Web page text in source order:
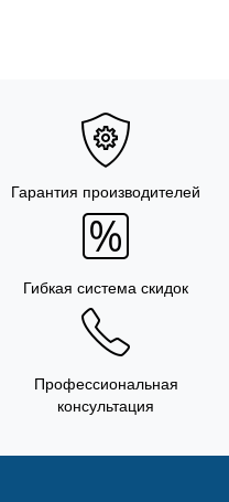
Гарантия производителей
Гибкая система скидок
Профессиональная
консультация